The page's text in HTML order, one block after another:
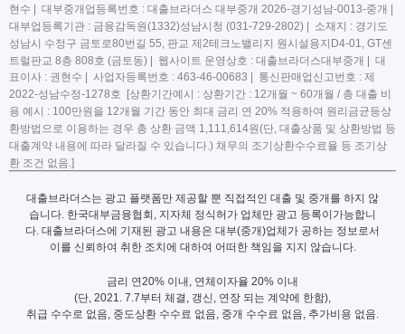
현수 | 대부중개업등록번호 : 대출브라더스 대부중개 2026-경기성남-0013-중개 |
대부업등록기관 : 금융감독원(1332)성남시청 (031-729-2802) | 소재지 : 경기도
성남시 수정구 금토로80번길 55, 판교 제2테크노밸리지 원시설용지D4-01, GT센
트럴판교 8층 808호 (금토동) | 웹사이트 운영상호 : 대출브라더스대부중개 | 대
표이사 : 권현수 | 사업자등록번호 : 463-46-00683 | 통신판매업신고번호 : 제
2022-성남수정-1278호 [상환기간예시 : 상환기간 : 12개월 ~ 60개월 / 총 대출 비
용 예시 : 100만원을 12개월 기간 동안 최대 금리 연 20% 적용하여 원리금균등상
환방법으로 이용하는 경우 총 상환 금액 1,111,614원(단, 대출상품 및 상환방법 등
대출계약 내용에 따라 달라질 수 있습니다.) 채무의 조기상환수수료율 등 조기상
환 조건 없음.]
대출브라더스는 광고 플랫폼만 제공할 뿐 직접적인 대출 및 중개를 하지 않
습니다. 한국대부금융협회, 지자체 정식허가 업체만 광고 등록이가능합니
다. 대출브라더스에 기재된 광고 내용은 대부(중개)업체가 공하는 정보로서
이를 신뢰하여 취한 조치에 대하여 어떠한 책임을 지지 않습니다.
금리 연20% 이내, 연체이자율 20% 이내
(단, 2021. 7.7부터 체결, 갱신, 연장 되는 계약에 한함),
취급 수수로 없음, 중도상환 수수료 없음, 중개 수수료 없음, 추가비용 없음.